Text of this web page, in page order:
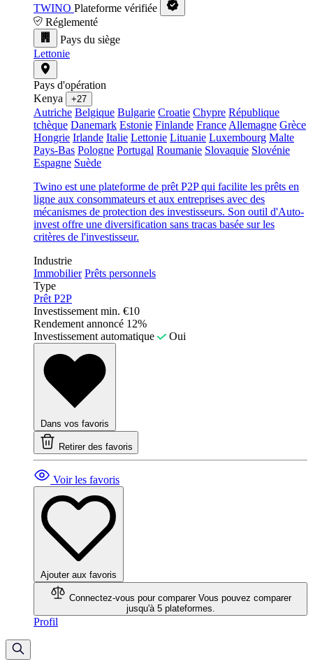
TWINO Plateforme vérifiée
Réglementé
Pays du siège
Lettonie
Pays d'opération
Kenya
+27
Autriche Belgique Bulgarie Croatie Chypre République
tchèque Danemark Estonie Finlande France Allemagne Grèce
Hongrie Irlande Italie Lettonie Lituanie Luxembourg Malte
Pays-Bas Pologne Portugal Roumanie Slovaquie Slovénie
Espagne Suède
Twino est une plateforme de prêt P2P qui facilite les prêts en
ligne aux consommateurs et aux entreprises avec des
mécanismes de protection des investisseurs. Son outil d'Auto-
invest offre une diversification sans tracas basée sur les
critères de l'investisseur.
Industrie
Immobilier Prêts personnels
Type
Prêt P2P
Investissement min. €10
Rendement annoncé 12%
Investissement automatique
Oui
Dans vos favoris
Retirer des favoris
Voir les favoris
Ajouter aux favoris
Connectez-vous pour comparer Vous pouvez comparer
jusqu'à 5 plateformes.
Profil